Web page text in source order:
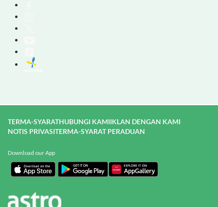
TERMA-SYARATHUBUNGI KAMIIKLAN DENGAN KAMI
NOTIS PRIVASITERMA-SYARAT PERADUAN
Download our App